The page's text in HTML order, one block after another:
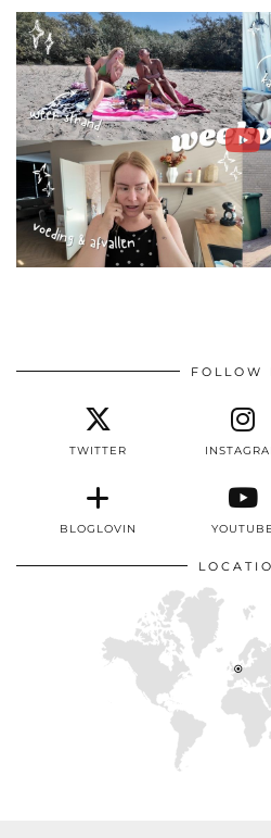
FOLLOW
TWITTER
BLOGLOVIN YOUTUBE